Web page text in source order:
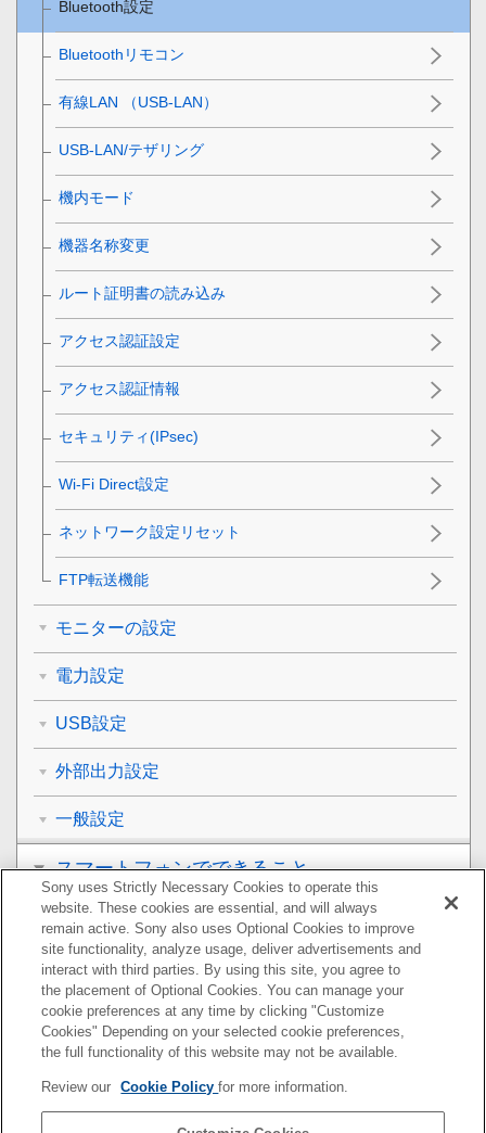
Bluetooth設定
Bluetoothリモコン
有線LAN （USB-LAN）
USB-LAN/テザリング
機内モード
機器名称変更
ルート証明書の読み込み
アクセス認証設定
アクセス認証情報
セキュリティ(IPsec)
Wi-Fi Direct設定
ネットワーク設定リセット
FTP転送機能
モニターの設定
電力設定
USB設定
外部出力設定
一般設定
スマートフォンでできること
パソコンでできること
クラウドサービスを利用する
資料
故障かな？と思ったら
Sony uses Strictly Necessary Cookies to operate this
website. These cookies are essential, and will always
remain active. Sony also uses Optional Cookies to improve
site functionality, analyze usage, deliver advertisements and
interact with third parties. By using this site, you agree to
the placement of Optional Cookies. You can manage your
cookie preferences at any time by clicking "Customize
Cookies" Depending on your selected cookie preferences,
the full functionality of this website may not be available.
Review our Cookie Policyfor more information.